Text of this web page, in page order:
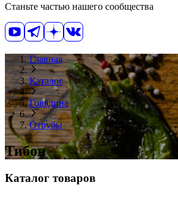
Станьте частью нашего сообщества
Главная
Каталог
Говядина
Отрубы
Тибон
Каталог товаров